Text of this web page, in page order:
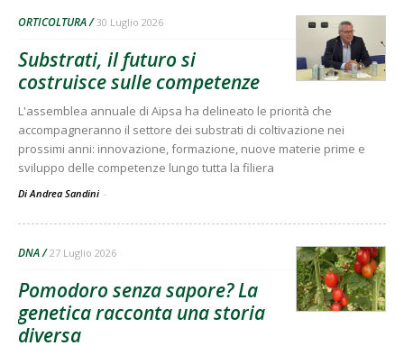
ORTICOLTURA 30 Luglio 2026
Substrati, il futuro si
costruisce sulle competenze
L'assemblea annuale di Aipsa ha delineato le priorità che
accompagneranno il settore dei substrati di coltivazione nei
prossimi anni: innovazione, formazione, nuove materie prime e
sviluppo delle competenze lungo tutta la filiera
Di Andrea Sandini -
DNA 27 Luglio 2026
Pomodoro senza sapore? La
genetica racconta una storia
diversa